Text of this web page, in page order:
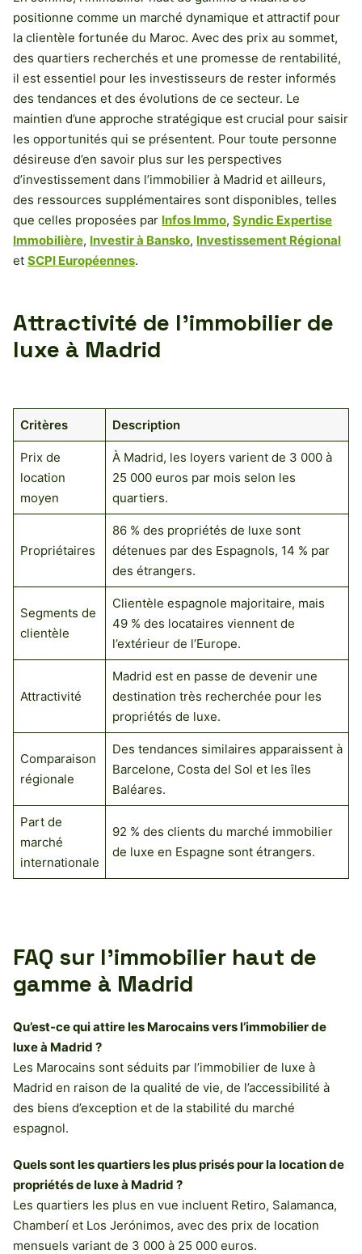
positionne comme un marché dynamique et attractif pour
la clientèle fortunée du Maroc. Avec des prix au sommet,
des quartiers recherchés et une promesse de rentabilité,
il est essentiel pour les investisseurs de rester informés
des tendances et des évolutions de ce secteur. Le
maintien d’une approche stratégique est crucial pour saisir
les opportunités qui se présentent. Pour toute personne
désireuse d’en savoir plus sur les perspectives
d’investissement dans l’immobilier à Madrid et ailleurs,
des ressources supplémentaires sont disponibles, telles
que celles proposées par Infos Immo, Syndic Expertise
Immobilière, Investir à Bansko, Investissement Régional
et SCPI Européennes.
Attractivité de l’immobilier de
luxe à Madrid
Critères Description
Prix de
location
moyen
À Madrid, les loyers varient de 3 000 à
25 000 euros par mois selon les
quartiers.
Propriétaires
86 % des propriétés de luxe sont
détenues par des Espagnols, 14 % par
des étrangers.
Segments de
clientèle
Clientèle espagnole majoritaire, mais
49 % des locataires viennent de
l’extérieur de l’Europe.
Attractivité
Madrid est en passe de devenir une
destination très recherchée pour les
propriétés de luxe.
Comparaison
régionale
Des tendances similaires apparaissent à
Barcelone, Costa del Sol et les îles
Baléares.
Part de
marché
internationale
92 % des clients du marché immobilier
de luxe en Espagne sont étrangers.
FAQ sur l’immobilier haut de
gamme à Madrid
Qu’est-ce qui attire les Marocains vers l’immobilier de
luxe à Madrid ?
Les Marocains sont séduits par l’immobilier de luxe à
Madrid en raison de la qualité de vie, de l’accessibilité à
des biens d’exception et de la stabilité du marché
espagnol.
Quels sont les quartiers les plus prisés pour la location de
propriétés de luxe à Madrid ?
Les quartiers les plus en vue incluent Retiro, Salamanca,
Chamberí et Los Jerónimos, avec des prix de location
mensuels variant de 3 000 à 25 000 euros.